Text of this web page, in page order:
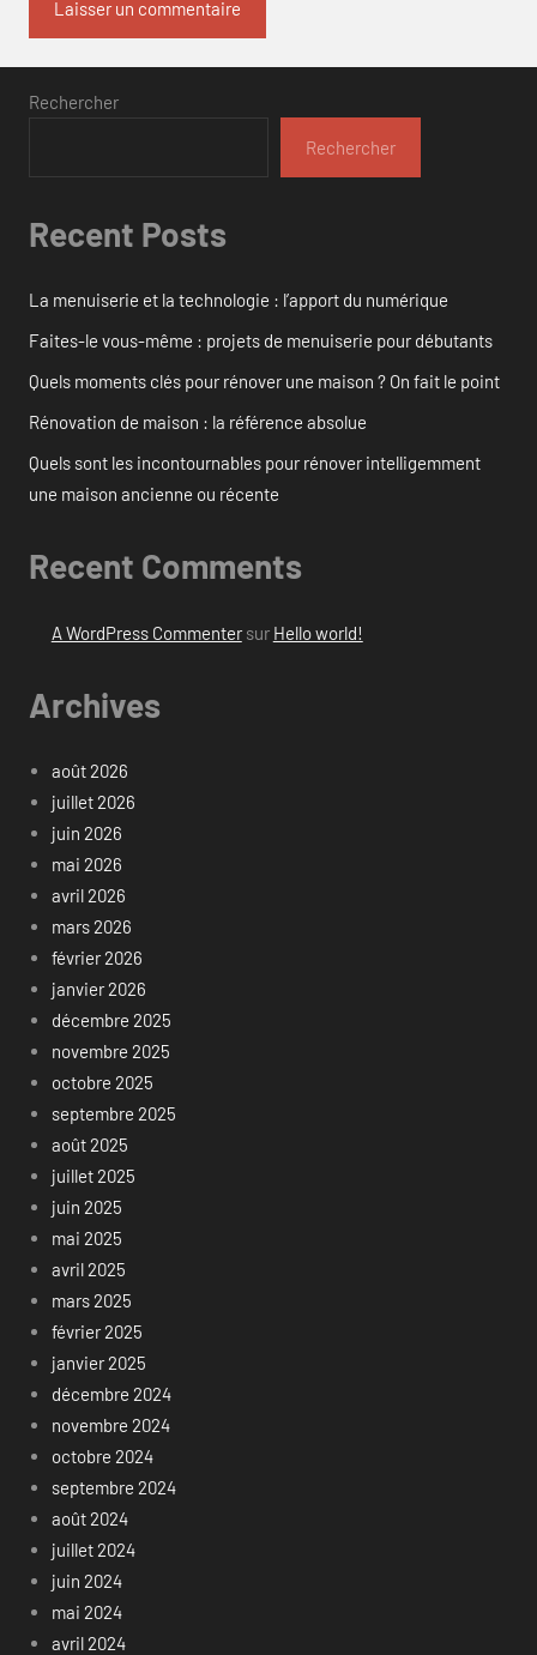
Rechercher
Rechercher
Recent Posts
La menuiserie et la technologie : l’apport du numérique
Faites-le vous-même : projets de menuiserie pour débutants
Quels moments clés pour rénover une maison ? On fait le point
Rénovation de maison : la référence absolue
Quels sont les incontournables pour rénover intelligemment
une maison ancienne ou récente
Recent Comments
A WordPress Commentersur Hello world!
Archives
août 2026
juillet 2026
juin 2026
mai 2026
avril 2026
mars 2026
février 2026
janvier 2026
décembre 2025
novembre 2025
octobre 2025
septembre 2025
août 2025
juillet 2025
juin 2025
mai 2025
avril 2025
mars 2025
février 2025
janvier 2025
décembre 2024
novembre 2024
octobre 2024
septembre 2024
août 2024
juillet 2024
juin 2024
mai 2024
avril 2024